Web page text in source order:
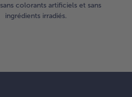
colorants artificiels et sans
ingrédients irradiés.